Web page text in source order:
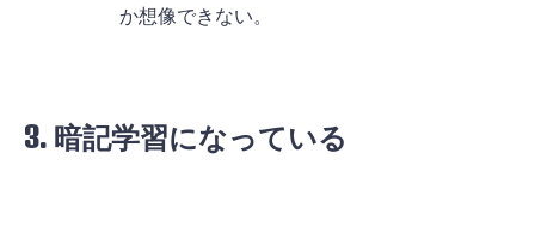
か想像できない。
3. 暗記学習になっている